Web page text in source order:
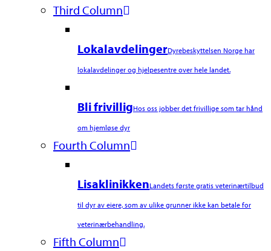
Third Column
LokalavdelingerDyrebeskyttelsen Norge har
lokalavdelinger og hjelpesentre over hele landet.
Bli frivilligHos oss jobber det frivillige som tar hånd
om hjemløse dyr
Fourth Column
LisaklinikkenLandets første gratis veterinærtilbud
til dyr av eiere, som av ulike grunner ikke kan betale for
veterinærbehandling.
Fifth Column